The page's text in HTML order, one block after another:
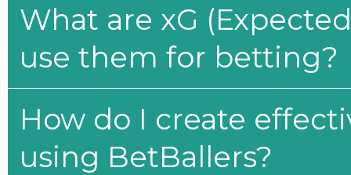
What are xG
use them for betting?
How do I create
using BetBallers?